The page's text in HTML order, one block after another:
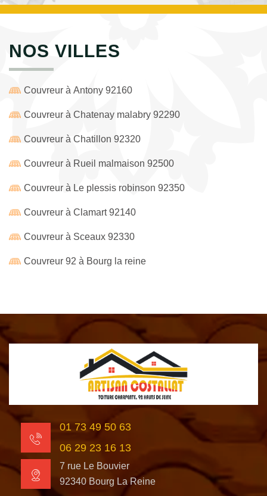
NOS VILLES
Couvreur à Antony 92160
Couvreur à Chatenay malabry 92290
Couvreur à Chatillon 92320
Couvreur à Rueil malmaison 92500
Couvreur à Le plessis robinson 92350
Couvreur à Clamart 92140
Couvreur à Sceaux 92330
Couvreur 92 à Bourg la reine
01 73 49 50 63
06 29 23 16 13
7 rue Le Bouvier
92340 Bourg La Reine